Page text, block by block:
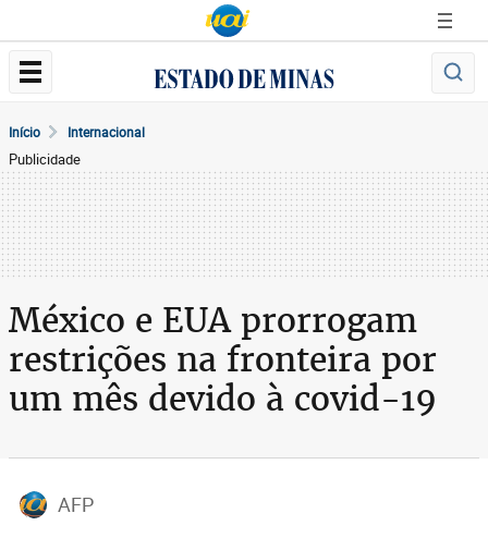
Início Internacional
Publicidade
México e EUA prorrogam
restrições na fronteira por
um mês devido à covid-19
AFP